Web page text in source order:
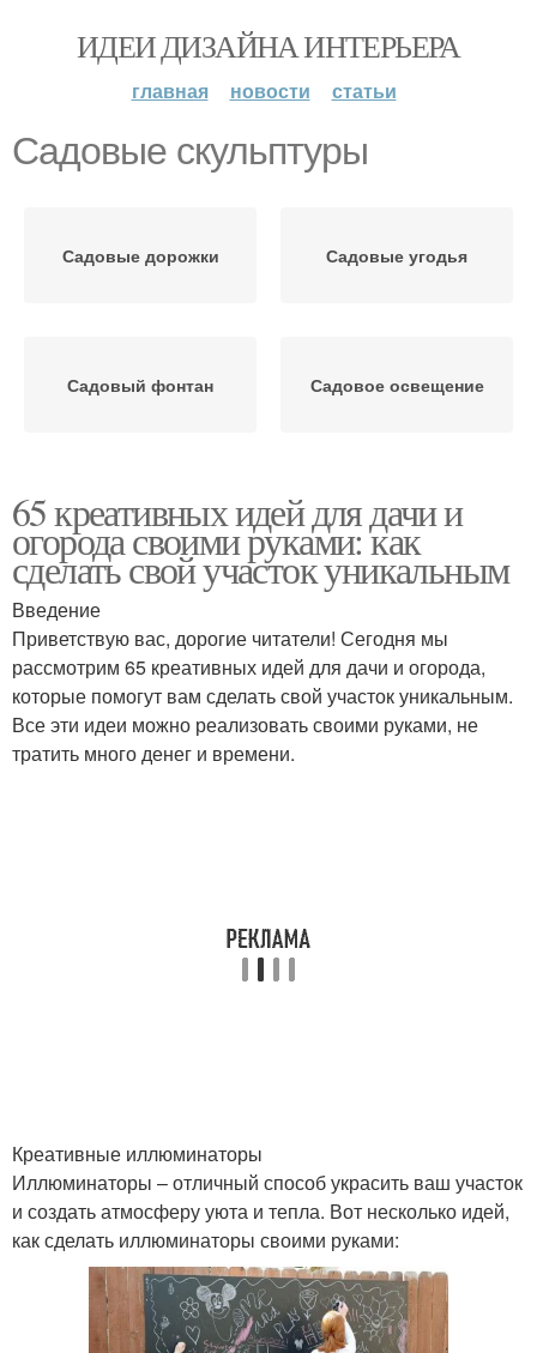
ИДЕИ ДИЗАЙНА ИНТЕРЬЕРА
главная новости статьи
Садовые скульптуры
Садовые дорожки Садовые угодья
Садовый фонтан Садовое освещение
65 креативных идей для дачи и
огорода своими руками: как
сделать свой участок уникальным
Введение
Приветствую вас, дорогие читатели! Сегодня мы
рассмотрим 65 креативных идей для дачи и огорода,
которые помогут вам сделать свой участок уникальным.
Все эти идеи можно реализовать своими руками, не
тратить много денег и времени.
Креативные иллюминаторы
Иллюминаторы – отличный способ украсить ваш участок
и создать атмосферу уюта и тепла. Вот несколько идей,
как сделать иллюминаторы своими руками: